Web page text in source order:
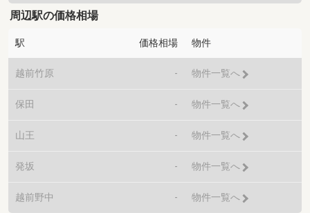
周辺駅の価格相場
駅 価格相場 物件
越前竹原 - 物件一覧へ
保田 - 物件一覧へ
山王 - 物件一覧へ
発坂 - 物件一覧へ
越前野中 - 物件一覧へ